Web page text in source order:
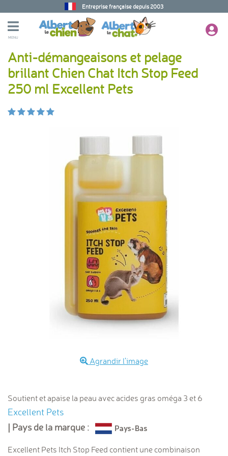
Entreprise française depuis 2003
MENU
Anti-démangeaisons et pelage
brillant Chien Chat Itch Stop Feed
250 ml Excellent Pets
Agrandir l'image
Soutient et apaise la peau avec acides gras oméga 3 et 6
Excellent Pets
| Pays de la marque :
Excellent Pets Itch Stop Feed contient une combinaison